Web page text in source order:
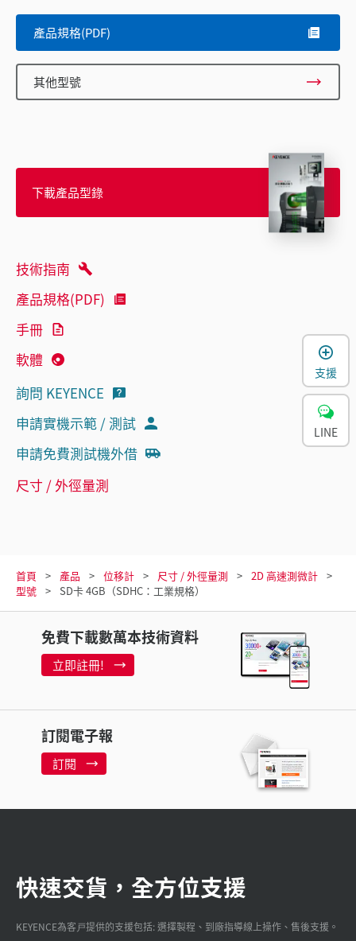
產品規格(PDF)
其他型號
下載產品型錄
技術指南
產品規格(PDF)
手冊
軟體
詢問 KEYENCE
申請實機示範 / 測試
申請免費測試機外借
尺寸 / 外徑量測
首頁 產品 位移計 尺寸 / 外徑量測
2D 高速測微計
型號
SD卡 4GB（SDHC：工業規格）
免費下載數萬本技術資料
立即註冊!
訂閱電子報
訂閱
快速交貨，全方位支援
KEYENCE為客戸提供的支援包括: 選擇製程、到廠指導線上操作、售後支援。
支援
LINE